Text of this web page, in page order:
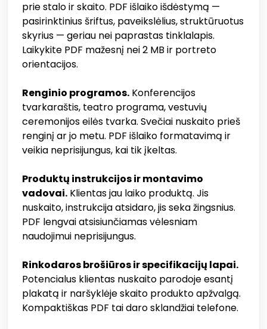
prie stalo ir skaito. PDF išlaiko išdėstymą —
pasirinktinius šriftus, paveikslėlius, struktūruotus
skyrius — geriau nei paprastas tinklalapis.
Laikykite PDF mažesnį nei 2 MB ir portreto
orientacijos.
Renginio programos. Konferencijos
tvarkaraštis, teatro programa, vestuvių
ceremonijos eilės tvarka. Svečiai nuskaito prieš
renginį ar jo metu. PDF išlaiko formatavimą ir
veikia neprisijungus, kai tik įkeltas.
Produktų instrukcijos ir montavimo
vadovai. Klientas jau laiko produktą. Jis
nuskaito, instrukcija atsidaro, jis seka žingsnius.
PDF lengvai atsisiunčiamas vėlesniam
naudojimui neprisijungus.
Rinkodaros brošiūros ir specifikacijų lapai.
Potencialus klientas nuskaito parodoje esantį
plakatą ir naršyklėje skaito produkto apžvalgą.
Kompaktiškas PDF tai daro sklandžiai telefone.